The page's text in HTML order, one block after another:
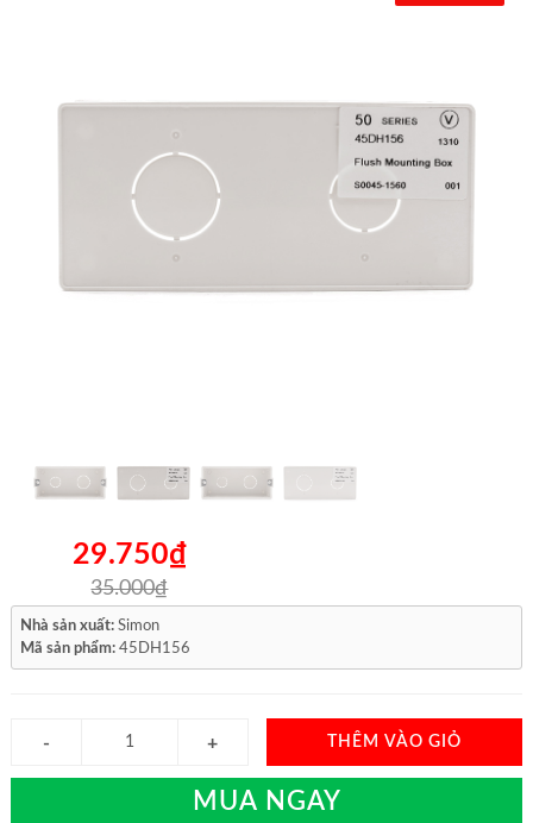
29.750₫
35.000₫
Nhà sản xuất: Simon
Mã sản phẩm: 45DH156
THÊM VÀO GIỎ
MUA NGAY